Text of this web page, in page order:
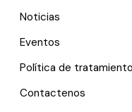
Noticias
Eventos
Política de
Contactenos